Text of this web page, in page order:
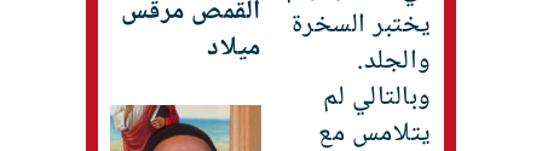
يختبر السخرة
والجلد.
وبالتالي لم
يتلامس مع
القمص مرقس
ميلاد